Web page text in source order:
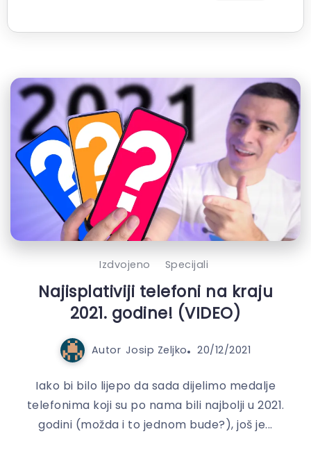
Izdvojeno Specijali
Najisplativiji telefoni na kraju
2021. godine! (VIDEO)
Autor Josip Zeljko 20/12/2021
Iako bi bilo lijepo da sada dijelimo medalje
telefonima koji su po nama bili najbolji u 2021.
godini (možda i to jednom bude?), još je...